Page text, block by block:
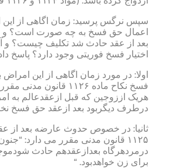
سپس نرگس پرسید: زمان اگاهی از این
اعمال حق فسخ به چه صورت است؟ و
بعد از عقد حادث شد تکلیف چیست؟ و
اختیار فسخ فوریتی وجود دارد؟ پاسخ
اولا: در مورد زمان اگاهی از این
فسخ نکاح ماده ۱۱۲۶ قانون
هریک اززوجین که قبل ازعقدعالم به
درطرف دیگربود بعد ازعقد حق فسخ
ثانیا: در خصوص حدوث عارضه بعد از
۱۱۲۵ قانون مدنی مقرر می دارد:
درمردهرگاه بعدازعقدهم حادث
برای زن خواهدبود. “